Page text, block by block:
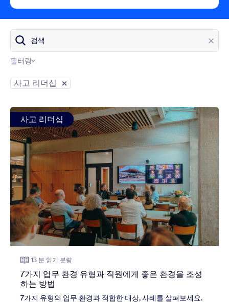
검색
필터링
사고 리더십
view: 7가지 업무 환경 유형과 직원에게 좋은 환경을 조성하
사고 리더십
13 분 읽기 분량
7가지 업무 환경 유형과 직원에게 좋은 환경을 조성
하는 방법
7가지 유형의 업무 환경과 적합한 대상, 사례를 살펴보세요.